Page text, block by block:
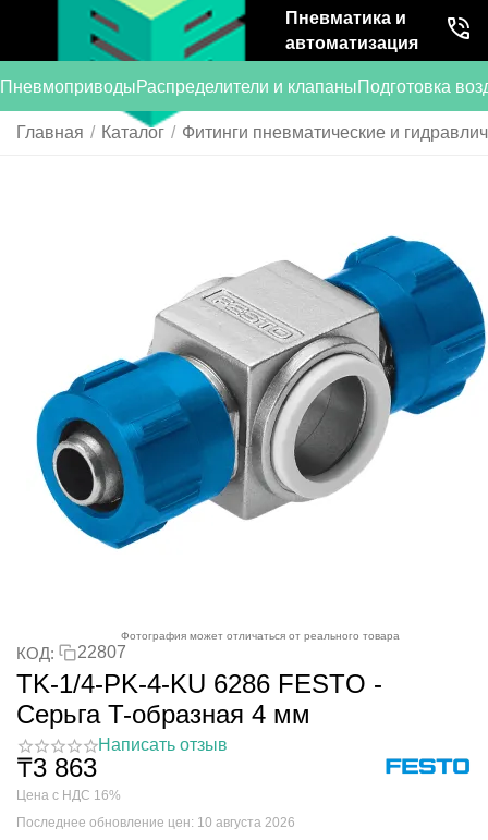
Пневматика и
автоматизация
ПневмоприводыРаспределители и клапаныПодготовка
Главная / Каталог / Фитинги пневматические и
Фотография может отличаться от реального товара
КОД: 22807
TK-1/4-PK-4-KU 6286 FESTO -
Серьга T-образная 4 мм
Написать отзыв
₸3 863
Цена с НДС 16%
Последнее обновление цен: 10 августа 2026